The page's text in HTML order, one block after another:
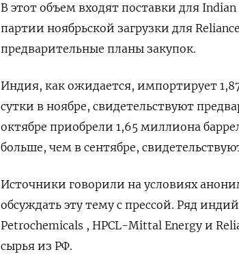
В этот объем входят поставки для
партии ноябрьской загрузки для
предварительные планы закупок.
Индия, как ожидается, импортирует
сутки в ноябре, свидетельствуют
октябре приобрели 1,65 миллиона
больше, чем в сентябре,
Источники говорили на условиях
обсуждать эту тему с прессой. Ряд
Petrochemicals , HPCL-Mittal Energy и
сырья из РФ.